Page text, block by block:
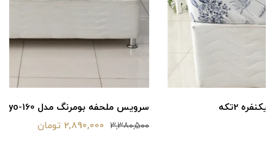
سرویس ملحفه بومرنگ مدل Tokyo-160 دونفره 3تکه